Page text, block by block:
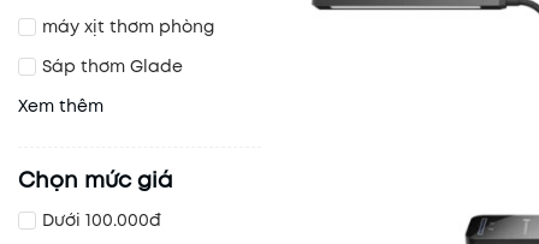
máy xịt thơm phòng
Sáp thơm Glade
Xem thêm
Chọn mức giá
Dưới 100.000đ